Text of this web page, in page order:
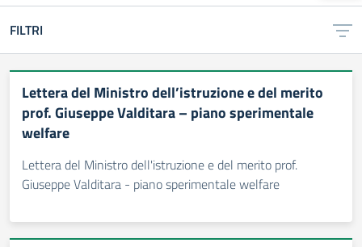
FILTRI
Lettera del Ministro dell’istruzione e del merito
prof. Giuseppe Valditara – piano sperimentale
welfare
Lettera del Ministro dell'istruzione e del merito prof.
Giuseppe Valditara - piano sperimentale welfare